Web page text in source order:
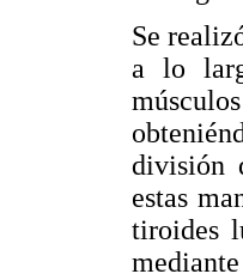
Se
a lo
división
estas
tiroides